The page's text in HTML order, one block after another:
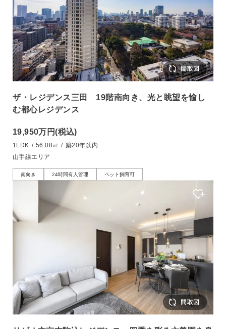
ザ・レジデンス三田 19階南向き、光と眺望を愉し
む都心レジデンス
19,950万円(税込)
1LDK / 56.08㎡ / 築20年以内
山手線エリア
南向き 24時間有人管理 ペット飼育可